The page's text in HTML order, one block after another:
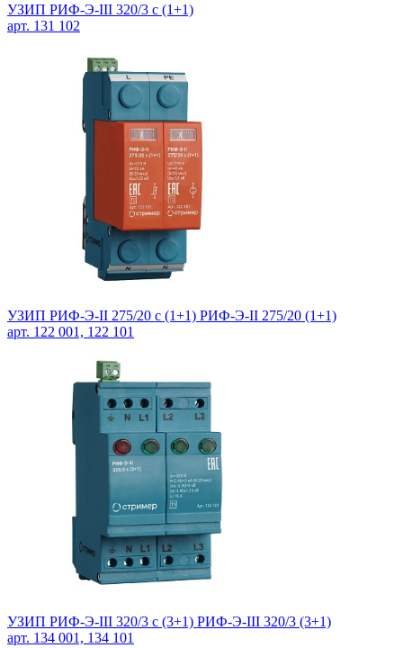
УЗИП РИФ-Э-III 320/3 с (1+1)
арт. 131 102
УЗИП РИФ-Э-II 275/20 c (1+1) РИФ-Э-II 275/20 (1+1)
арт. 122 001, 122 101
УЗИП РИФ-Э-III 320/3 с (3+1) РИФ-Э-III 320/3 (3+1)
арт. 134 001, 134 101